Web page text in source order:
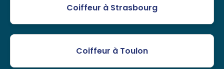
Coiffeur à Strasbourg
Coiffeur à Toulon